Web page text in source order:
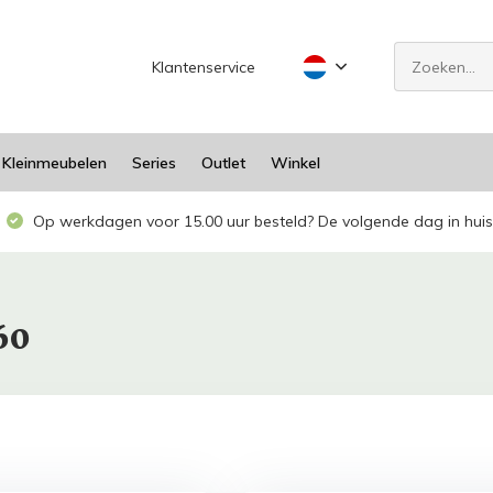
Klantenservice
Kleinmeubelen Series Outlet Winkel
Op werkdagen voor 15.00 uur besteld? De volgende dag in